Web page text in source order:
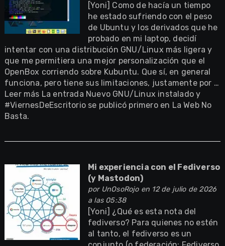
[Yoni] Como de hacía un tiempo
he estado sufriendo con el peso
de Ubuntu y los derivados que he
probado en mi laptop, decidí
intentar con una distribución GNU/Linux más ligera y
que me permitiera una mejor personalización que el
OpenBox corriendo sobre Kubuntu. Que sí, en general
funciona, pero tiene sus limitaciones, justamente por …
Leer más La entrada Nuevo GNU/Linux instalado y
#ViernesDeEscritorio se publicó primero en La Web No
Basta.
Mi experiencia con el Fediverso
(y Mastodon)
por UnOsoRojoen 12 de julio de 2026
a las 05:38
[Yoni] ¿Qué es esta nota del
fediverso? Para quienes no estén
al tanto, el fediverso es un